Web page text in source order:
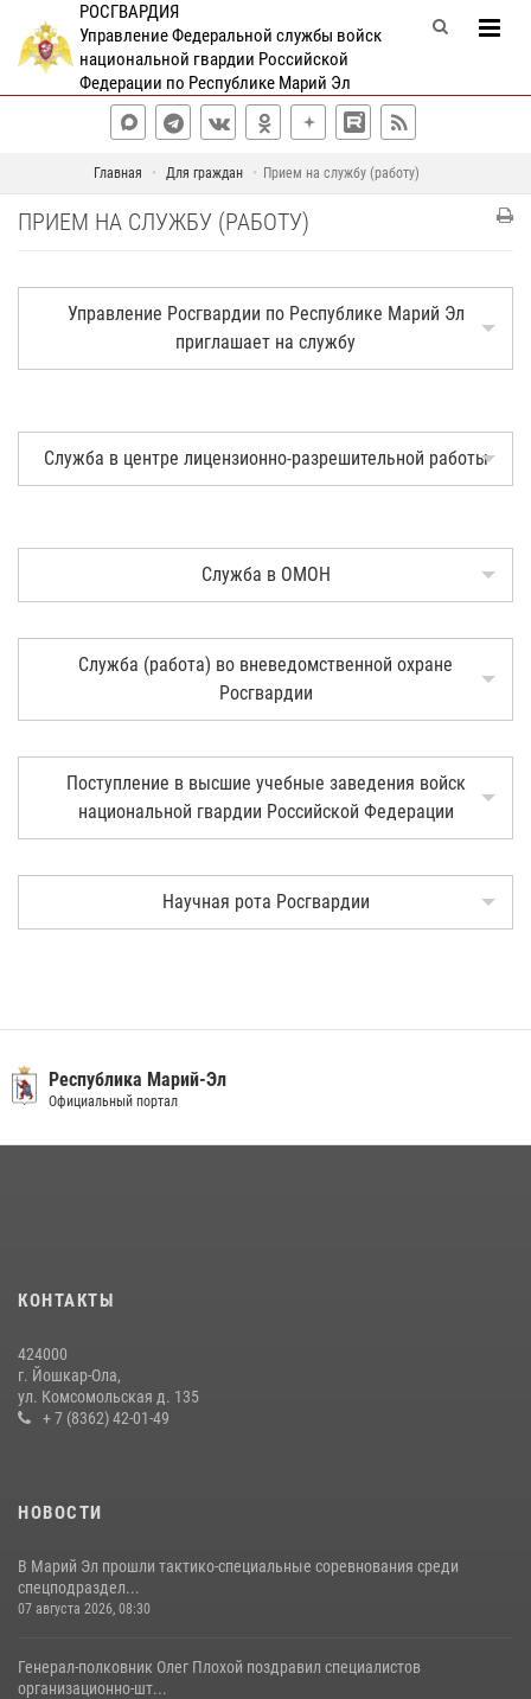
РОСГВАРДИЯ
Управление Федеральной службы войск
национальной гвардии Российской
Федерации по Республике Марий Эл
Главная Для граждан Прием на службу (работу)
ПРИЕМ НА СЛУЖБУ (РАБОТУ)
Управление Росгвардии по Республике Марий Эл
приглашает на службу
Служба в центре лицензионно-разрешительной работы
Служба в ОМОН
Служба (работа) во вневедомственной охране
Росгвардии
Поступление в высшие учебные заведения войск
национальной гвардии Российской Федерации
Научная рота Росгвардии
Республика Марий-Эл
Официальный портал
КОНТАКТЫ
424000
г. Йошкар-Ола,
ул. Комсомольская д. 135
+ 7 (8362) 42-01-49
НОВОСТИ
В Марий Эл прошли тактико-специальные соревнования среди
спецподраздел...
07 августа 2026, 08:30
Генерал-полковник Олег Плохой поздравил специалистов
организационно-шт...